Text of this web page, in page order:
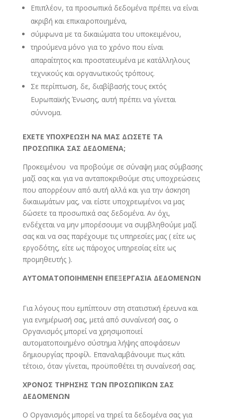
Επιπλέον, τα προσωπικά δεδομένα πρέπει να είναι
ακριβή και επικαιροποιημένα,
σύμφωνα με τα δικαιώματα του υποκειμένου,
τηρούμενα μόνο για το χρόνο που είναι
απαραίτητος και προστατευμένα με κατάλληλους
τεχνικούς και οργανωτικούς τρόπους.
Σε περίπτωση, δε, διαβίβασής τους εκτός
Ευρωπαϊκής Ένωσης, αυτή πρέπει να γίνεται
σύννομα.
ΕΧΕΤΕ ΥΠΟΧΡΕΩΣΗ ΝΑ ΜΑΣ ΔΩΣΕΤΕ ΤΑ
ΠΡΟΣΩΠΙΚΑ ΣΑΣ ΔΕΔΟΜΕΝΑ;
Προκειμένου να προβούμε σε σύναψη μιας σύμβασης
μαζί σας και για να ανταποκριθούμε στις υποχρεώσεις
που απορρέουν από αυτή αλλά και για την άσκηση
δικαιωμάτων μας, ναι είστε υποχρεωμένοι να μας
δώσετε τα προσωπικά σας δεδομένα. Αν όχι,
ενδέχεται να μην μπορέσουμε να συμβληθούμε μαζί
σας και να σας παρέχουμε τις υπηρεσίες μας ( είτε ως
εργοδότης, είτε ως πάροχος υπηρεσίας είτε ως
προμηθευτής ).
ΑΥΤΟΜΑΤΟΠΟΙΗΜΕΝΗ ΕΠΕΞΕΡΓΑΣΙΑ ΔΕΔΟΜΕΝΩΝ
Για λόγους που εμπίπτουν στη στατιστική έρευνα και
για ενημέρωσή σας, μετά από συναίνεσή σας, ο
Οργανισμός μπορεί να χρησιμοποιεί
αυτοματοποιημένο σύστημα λήψης αποφάσεων
δημιουργίας προφίλ. Επαναλαμβάνουμε πως κάτι
τέτοιο, όταν γίνεται, προϋποθέτει τη συναίνεσή σας.
ΧΡΟΝΟΣ ΤΗΡΗΣΗΣ ΤΩΝ ΠΡΟΣΩΠΙΚΩΝ ΣΑΣ
ΔΕΔΟΜΕΝΩΝ
Ο Οργανισμός μπορεί να τηρεί τα δεδομένα σας για